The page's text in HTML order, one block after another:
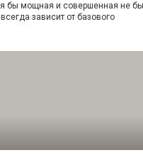
бы мощная и совершенная не
зависит от базового